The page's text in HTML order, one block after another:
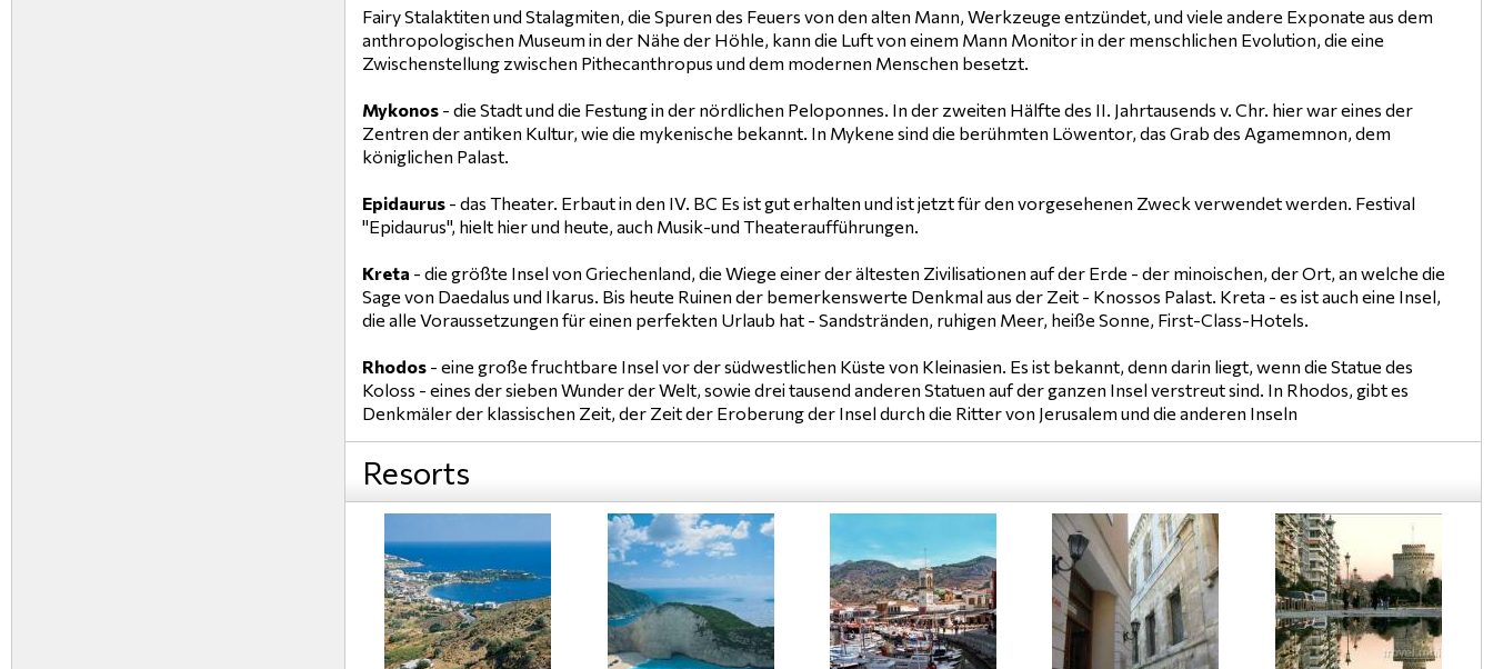
Fairy Stalaktiten und Stalagmiten, die Spuren des Feuers von den alten Mann, Werkzeuge entzündet, und viele andere Exponate aus dem
anthropologischen Museum in der Nähe der Höhle, kann die Luft von einem Mann Monitor in der menschlichen Evolution, die eine
Zwischenstellung zwischen Pithecanthropus und dem modernen Menschen besetzt.
Mykonos - die Stadt und die Festung in der nördlichen Peloponnes. In der zweiten Hälfte des II. Jahrtausends v. Chr. hier war eines der
Zentren der antiken Kultur, wie die mykenische bekannt. In Mykene sind die berühmten Löwentor, das Grab des Agamemnon, dem
königlichen Palast.
Epidaurus - das Theater. Erbaut in den IV. BC Es ist gut erhalten und ist jetzt für den vorgesehenen Zweck verwendet werden. Festival
"Epidaurus", hielt hier und heute, auch Musik-und Theateraufführungen.
Kreta - die größte Insel von Griechenland, die Wiege einer der ältesten Zivilisationen auf der Erde - der minoischen, der Ort, an welche die
Sage von Daedalus und Ikarus. Bis heute Ruinen der bemerkenswerte Denkmal aus der Zeit - Knossos Palast. Kreta - es ist auch eine Insel,
die alle Voraussetzungen für einen perfekten Urlaub hat - Sandstränden, ruhigen Meer, heiße Sonne, First-Class-Hotels.
Rhodos - eine große fruchtbare Insel vor der südwestlichen Küste von Kleinasien. Es ist bekannt, denn darin liegt, wenn die Statue des
Koloss - eines der sieben Wunder der Welt, sowie drei tausend anderen Statuen auf der ganzen Insel verstreut sind. In Rhodos, gibt es
Denkmäler der klassischen Zeit, der Zeit der Eroberung der Insel durch die Ritter von Jerusalem und die anderen Inseln
Resorts